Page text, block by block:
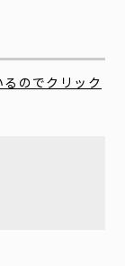
のでクリック